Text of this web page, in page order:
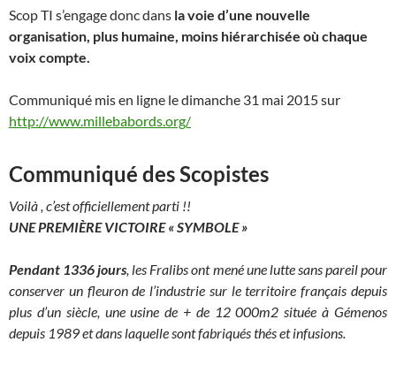
Scop TI s’engage donc dans la voie d’une nouvelle
organisation, plus humaine, moins hiérarchisée où chaque
voix compte.
Communiqué mis en ligne le dimanche 31 mai 2015 sur
http://www.millebabords.org/
Communiqué des Scopistes
Voilà , c’est officiellement parti !!
UNE PREMIÈRE VICTOIRE « SYMBOLE »
Pendant 1336 jours , les Fralibs ont mené une lutte sans pareil pour
conserver un fleuron de l’industrie sur le territoire français depuis
plus d’un siècle, une usine de + de 12 000m2 située à Gémenos
depuis 1989 et dans laquelle sont fabriqués thés et infusions.